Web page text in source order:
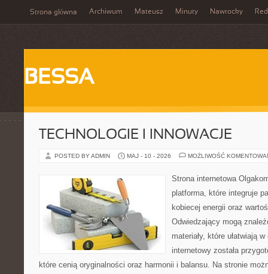
Strona główna Archiwum Mateusz Minuty Nawrocky
BESSA
TECHNOLOGIE I INNOWACJE
POSTED BY ADMIN MAJ - 10 - 2026 MOŻLIWOŚĆ
Strona internetowa
platforma, które integruje
kobiecej energii oraz
Odwiedzający mogą
materiały, które ułatwiają
internetowy została
które cenią oryginalności oraz harmonii i balansu. Na stronie